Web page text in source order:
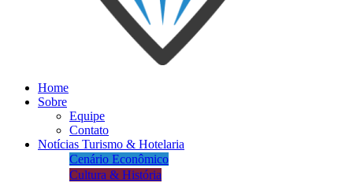
Home
Sobre
Equipe
Contato
Notícias Turismo & Hotelaria
Cenário Econômico
Cultura & História